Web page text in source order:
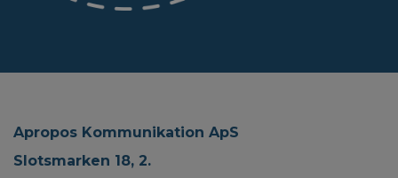
Apropos Kommunikation ApS
Slotsmarken 18, 2.